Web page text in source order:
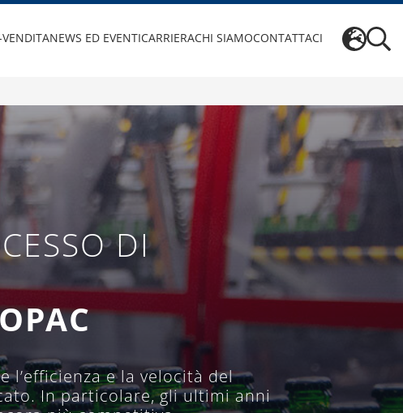
NEWS ED EVENTICARRIERACHI SIAMOCONTATTACI
DI
l’efficienza e la velocità del
In particolare, gli ultimi anni